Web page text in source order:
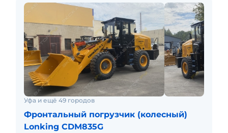
Уфа и ещё 49 городов
Фронтальный погрузчик (колесный)
Lonking CDM835G